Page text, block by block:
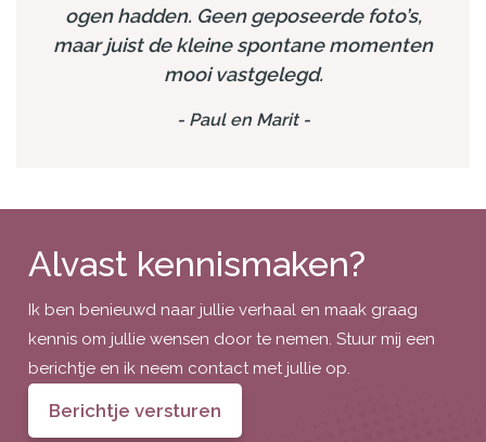
ogen hadden. Geen geposeerde foto’s,
maar juist de kleine spontane momenten
mooi vastgelegd.
- Paul en Marit-
Alvast kennismaken?
Ik ben benieuwd naar jullie verhaal en maak graag
kennis om jullie wensen door te nemen. Stuur mij een
berichtje en ik neem contact met jullie op.
Berichtje versturen